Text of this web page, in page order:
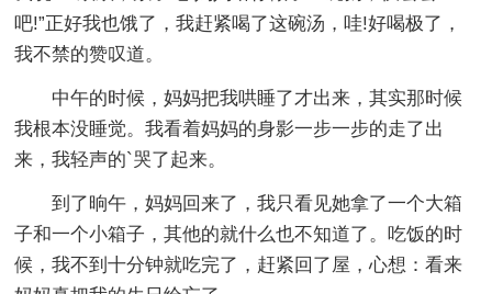
吧!”正好我也饿了，我赶紧喝了这碗汤，哇!好喝极了，
我不禁的赞叹道。
中午的时候，妈妈把我哄睡了才出来，其实那时候
我根本没睡觉。我看着妈妈的身影一步一步的走了出
来，我轻声的`哭了起来。
到了晌午，妈妈回来了，我只看见她拿了一个大箱
子和一个小箱子，其他的就什么也不知道了。吃饭的时
候，我不到十分钟就吃完了，赶紧回了屋，心想：看来